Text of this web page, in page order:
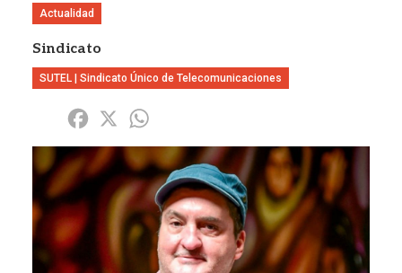
Actualidad
Sindicato
SUTEL | Sindicato Único de Telecomunicaciones
Share Facebook
X
Imagen